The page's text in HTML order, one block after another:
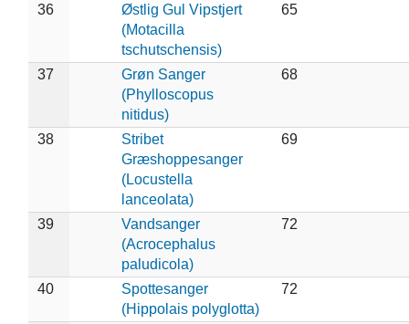
36
Østlig Gul Vipstjert
(Motacilla
tschutschensis)
65
37
Grøn Sanger
(Phylloscopus
nitidus)
68
38
Stribet
Græshoppesanger
(Locustella
lanceolata)
69
39
Vandsanger
(Acrocephalus
paludicola)
72
40
Spottesanger
(Hippolais polyglotta)
72